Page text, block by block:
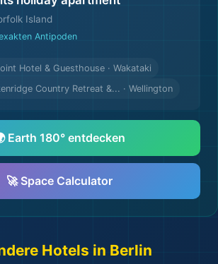
Island
Antipoden
Hotel & Guesthouse · Wakataki
Country Retreat &... · Wellington
Earth 180° entdecken
🚀 Space Calculator
Hotels in Berlin